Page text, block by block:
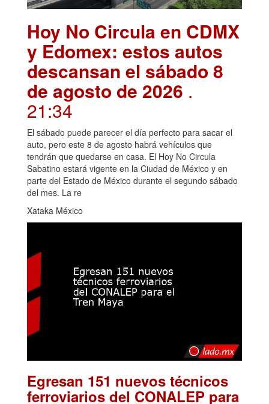
Hoy No Circula en CDMX
y Edomex: estos autos
descansan el sábado 8
de agosto de 2026 .
21:34
El sábado puede parecer el día perfecto para sacar el
auto, pero este 8 de agosto habrá vehículos que
tendrán que quedarse en casa. El Hoy No Circula
Sabatino estará vigente en la Ciudad de México y en
parte del Estado de México durante el segundo sábado
del mes. La re
Xataka México
Egresan 151 nuevos técnicos
ferroviarios del CONALEP para